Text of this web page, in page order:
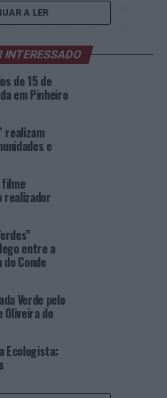
A coordenadora dos
se em 1993 em
Verdes e, em 2004, em
Verde Europeu. Esta
sempre abarcou
muito para lá da
Atualmente, conta com 44
europeus.
contribuído para construir
tendo sido, por isso,
como do Partido
grande dinâmica que tem
próprias de um continente
e convulsão.
“Verdes” e formações
vezes, distintas e
culturas e conjunturas
são as diferentes
ou de intervir no plano
a forma de participar em
A LER
INTERESSADO
de 15 de
em Pinheiro
realizam
e
filme
realizador
entre a
Conde
Verde pelo
Oliveira do
Ecologista: